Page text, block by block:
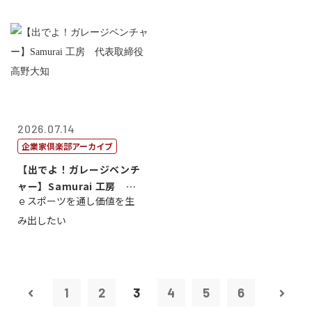
2026.07.14
企業家倶楽部アーカイブ
【出でよ！ガレージベンチ
ャー】Samurai 工房 代
表取締...
ｅスポーツを通し価値を生
み出したい
1 2 3 4 5 6